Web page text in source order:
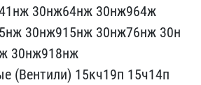
30нж64нж 3​0нж964ж
30нж915нж 30нж76нж 30н​
30нж918н​ж
(Вент​или) 15кч19п 15ч14п